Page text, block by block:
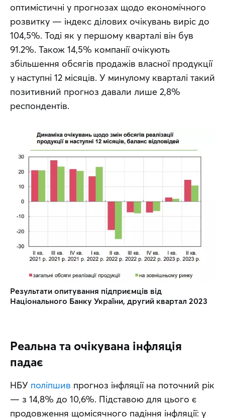
оптимістичні у прогнозах щодо економічного
розвитку — індекс ділових очікувань виріс до
104,5%. Тоді як у першому кварталі він був
91.2%. Також 14,5% компанії очікують
збільшення обсягів продажів власної продукції
у наступні 12 місяців. У минулому кварталі такий
позитивний прогноз давали лише 2,8%
респондентів.
Результати опитування підприємців від
Національного Банку України, другий квартал 2023
Реальна та очікувана інфляція
падає
НБУ поліпшив прогноз інфляції на поточний рік
— з 14,8% до 10,6%. Підставою для цього є
продовження щомісячного падіння інфляції: у